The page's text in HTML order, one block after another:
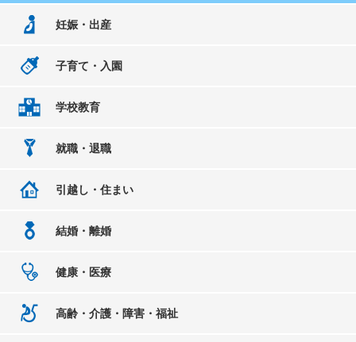
妊娠・出産
子育て・入園
学校教育
就職・退職
引越し・住まい
結婚・離婚
健康・医療
高齢・介護・障害・福祉